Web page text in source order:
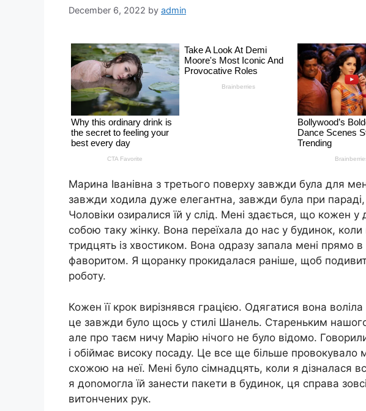
December 6, 2022 by admin
Марина Іванівна з третього поверху завжди була для
завжди ходила дуже елегантна, завжди була при
Чоловіки озиралися їй у слід. Мені здається, що кожен у
собою таку жінку. Вона переїхала до нас у будинок, коли
тридцять із хвостиком. Вона одразу запала мені прямо в
фаворитом. Я щоранку прокидалася раніше, щоб
роботу.
Кожен її крок вирізнявся грацією. Одягатися вона
це завжди було щось у стилі Шанель. Стареньким
але про таєм ничу Марію нічого не було відомо.
і обіймає високу посаду. Це все ще більше провокувало
схожою на неї. Мені було сімнадцять, коли я дізналася
я доnомогла їй занести пакети в будинок, ця справа
витончених рук.